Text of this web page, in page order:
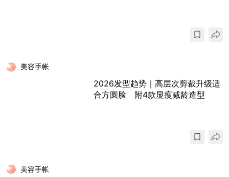
美容手帐
2026发型趋势｜高层次剪裁升级适
合方圆脸 附4款显瘦减龄造型
美容手帐